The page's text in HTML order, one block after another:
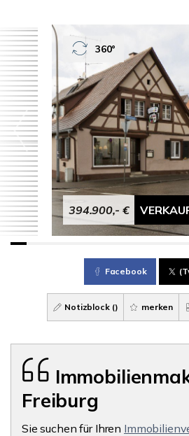
394.900,- €
360°
Facebook
Notizblock () merken
Freiburg
Sie suchen für Ihren